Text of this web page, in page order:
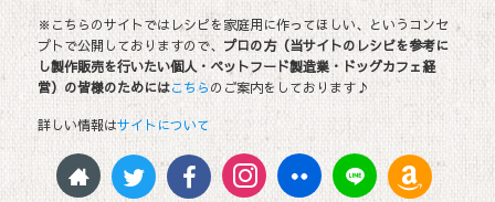
※こちらのサイトではレシピを家庭用に作ってほしい、というコンセ
プトで公開しておりますので、 プロの方（当サイトのレシピを参考に
し製作販売を行いたい個人・ペットフード製造業・ドッグカフェ経
営）の皆様のためにはこちらのご案内をしております♪
詳しい情報はサイトについて